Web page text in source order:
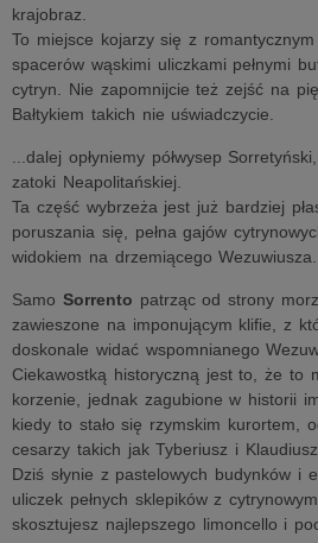
krajobraz.
To miejsce kojarzy się z
spacerów wąskimi uliczkami pełnymi
cytryn. Nie zapomnijcie też zejść na
Bałtykiem takich nie uświadczycie.
...dalej opłyniemy półwysep
zatoki Neapolitańskiej.
Ta część wybrzeża jest już bardziej
poruszania się, pełna gajów
widokiem na drzemiącego Wezuwiusza.
Samo Sorrento patrząc od strony
zawieszone na imponującym klifie, z
doskonale widać wspomnianego
Ciekawostką historyczną jest to, że to
korzenie, jednak zagubione w historii
kiedy to stało się rzymskim kurortem,
cesarzy takich jak Tyberiusz i Klaudiusz.
Dziś słynie z pastelowych budynków i
uliczek pełnych sklepików z
skosztujesz najlepszego limoncello i